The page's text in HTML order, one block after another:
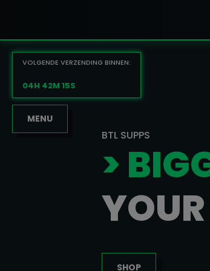
VOLGENDE VERZENDING BINNEN:
04H 42M 14S
MENU
BTL SUPPS
>
SHOP